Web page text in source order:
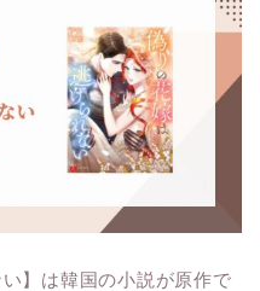
】は韓国の小説が原作で